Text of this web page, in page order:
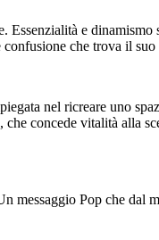
e
che trova il suo
nel ricreare uno
concede vitalità alla
Pop che dal